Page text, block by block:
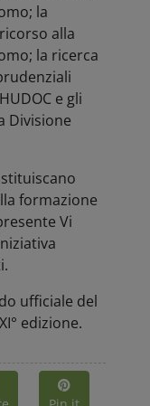
la
alla
la ricerca
e gli
Divisione
formazione
Vi
ufficiale del
edizione.